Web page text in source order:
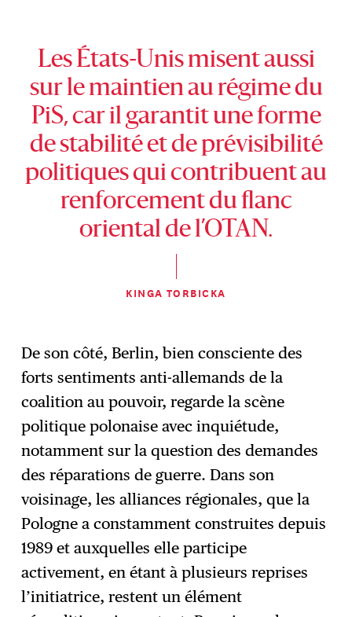
Les États-Unis misent aussi
sur le maintien au régime du
PiS, car il garantit une forme
de stabilité et de prévisibilité
politiques qui contribuent au
renforcement du flanc
oriental de l’OTAN.
KINGA TORBICKA
De son côté, Berlin, bien consciente des
forts sentiments anti-allemands de la
coalition au pouvoir, regarde la scène
politique polonaise avec inquiétude,
notamment sur la question des demandes
des réparations de guerre. Dans son
voisinage, les alliances régionales, que la
Pologne a constamment construites depuis
1989 et auxquelles elle participe
activement, en étant à plusieurs reprises
l’initiatrice, restent un élément